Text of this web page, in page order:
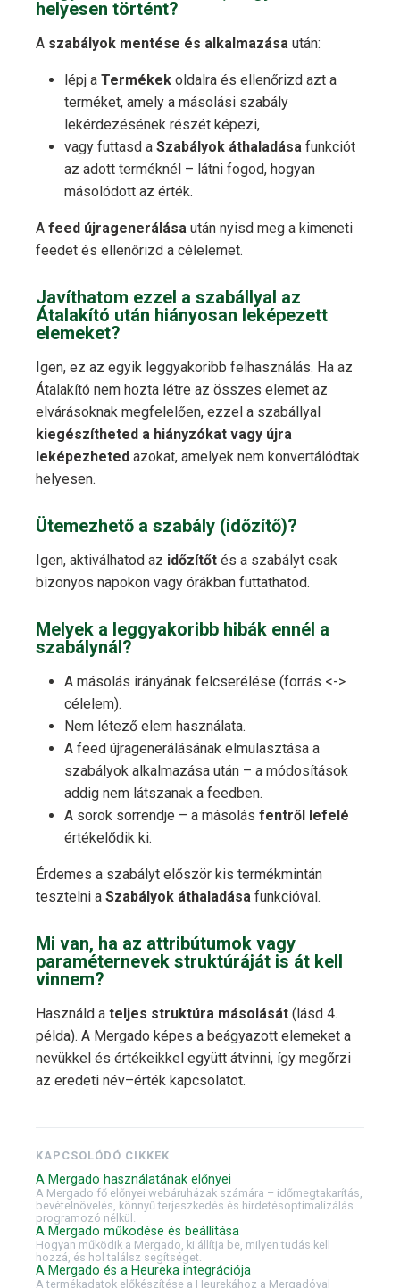
helyesen történt?
A szabályok mentése és alkalmazása után:
lépj a Termékek oldalra és ellenőrizd azt a
terméket, amely a másolási szabály
lekérdezésének részét képezi,
vagy futtasd a Szabályok áthaladása funkciót
az adott terméknél – látni fogod, hogyan
másolódott az érték.
A feed újragenerálása után nyisd meg a kimeneti
feedet és ellenőrizd a célelemet.
Javíthatom ezzel a szabállyal az
Átalakító után hiányosan leképezett
elemeket?
Igen, ez az egyik leggyakoribb felhasználás. Ha az
Átalakító nem hozta létre az összes elemet az
elvárásoknak megfelelően, ezzel a szabállyal
kiegészítheted a hiányzókat vagy újra
leképezheted azokat, amelyek nem konvertálódtak
helyesen.
Ütemezhető a szabály (időzítő)?
Igen, aktiválhatod az időzítőt és a szabályt csak
bizonyos napokon vagy órákban futtathatod.
Melyek a leggyakoribb hibák ennél a
szabálynál?
A másolás irányának felcserélése (forrás <->
célelem).
Nem létező elem használata.
A feed újragenerálásának elmulasztása a
szabályok alkalmazása után – a módosítások
addig nem látszanak a feedben.
A sorok sorrendje – a másolás fentről lefelé
értékelődik ki.
Érdemes a szabályt először kis termékmintán
tesztelni a Szabályok áthaladása funkcióval.
Mi van, ha az attribútumok vagy
paraméternevek struktúráját is át kell
vinnem?
Használd a teljes struktúra másolását (lásd 4.
példa). A Mergado képes a beágyazott elemeket a
nevükkel és értékeikkel együtt átvinni, így megőrzi
az eredeti név–érték kapcsolatot.
KAPCSOLÓDÓ CIKKEK
A Mergado használatának előnyei
A Mergado fő előnyei webáruházak számára – időmegtakarítás,
bevételnövelés, könnyű terjeszkedés és hirdetésoptimalizálás
programozó nélkül.
A Mergado működése és beállítása
Hogyan működik a Mergado, ki állítja be, milyen tudás kell
hozzá, és hol találsz segítséget.
A Mergado és a Heureka integrációja
A termékadatok előkészítése a Heurekához a Mergadóval –